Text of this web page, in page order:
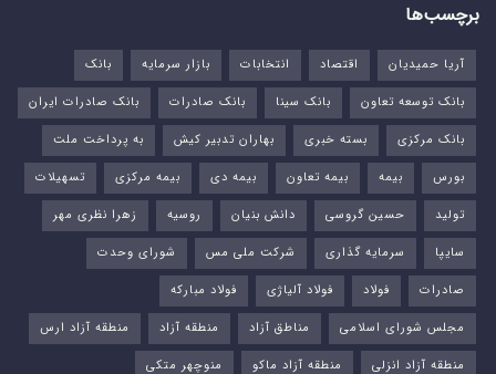
برچسب‌ها
آریا حمیدیان اقتصاد انتخابات بازار سرمایه
بانک
بانک توسعه تعاون
بانک سینا بانک صادرات
بانک صادرات ایران
بانک مرکزی
بسته خبری بهاران تدبیر کیش
به پرداخت ملت
بورس‌
بیمه بیمه تعاون بیمه دی بیمه مرکزی
تسهیلات
تولید
حسین گروسی دانش بنیان روسیه
زهرا نظری مهر
سایپا
سرمایه گذاری شرکت ملی مس
شورای وحدت
صادرات
فولاد فولاد آلیاژی
فولاد مبارکه
مجلس شورای اسلامی
مناطق آزاد منطقه آزاد
منطقه آزاد ارس
منطقه آزاد انزلی
منطقه آزاد ماکو منوچهر متکی